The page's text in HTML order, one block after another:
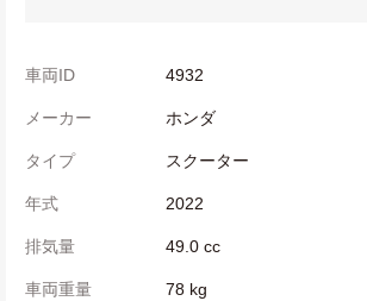
車両ID 4932
メーカー ホンダ
タイプ スクーター
年式 2022
排気量 49.0 cc
車両重量 78 kg